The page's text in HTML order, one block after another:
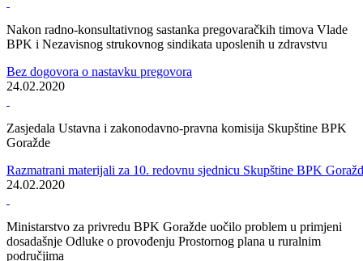
zaštite BiH i Federacije BiH
28.02.2020